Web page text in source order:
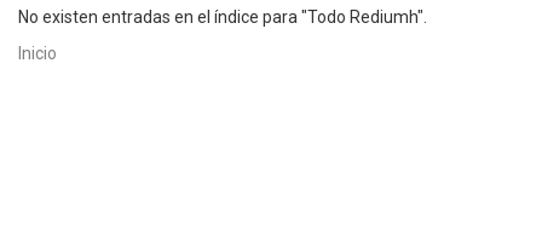
No existen entradas en el índice para "Todo Rediumh".
Inicio